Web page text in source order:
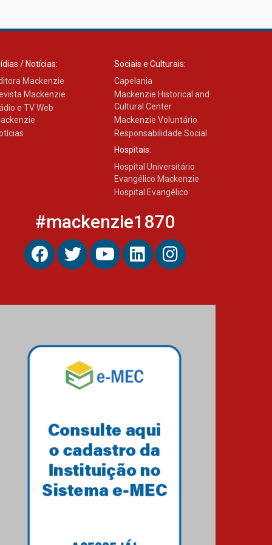
educação superior
/ Notícias:
Mackenzie
Mackenzie
e TV Web
Sociais e Culturais:
Capelania
Mackenzie Historical and
Cultural Center
Mackenzie Voluntário
Responsabilidade Social
Hospitais:
Hospital Universitário
Evangélico Mackenzie
Hospital Evangélico
#mackenzie1870